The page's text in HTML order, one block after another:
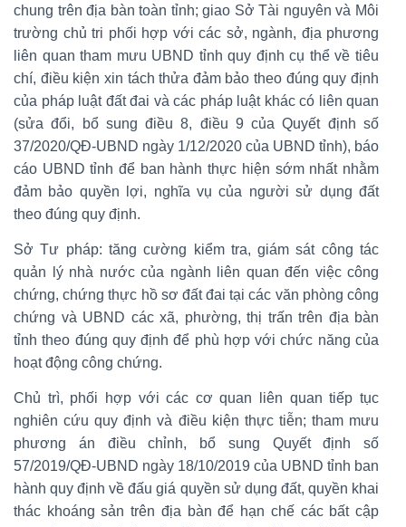
chung trên địa bàn toàn tỉnh; giao Sở Tài nguyên và Môi
trường chủ tri phối hợp với các sở, ngành, địa phương
liên quan tham mưu UBND tỉnh quy định cụ thể về tiêu
chí, điều kiện xin tách thửa đảm bảo theo đúng quy định
của pháp luật đất đai và các pháp luật khác có liên quan
(sửa đổi, bổ sung điều 8, điều 9 của Quyết định số
37/2020/QĐ-UBND ngày 1/12/2020 của UBND tỉnh), báo
cáo UBND tỉnh để ban hành thực hiện sớm nhất nhằm
đảm bảo quyền lợi, nghĩa vụ của người sử dụng đất
theo đúng quy định.
Sở Tư pháp: tăng cường kiểm tra, giám sát công tác
quản lý nhà nước của ngành liên quan đến việc công
chứng, chứng thực hồ sơ đất đai tại các văn phòng công
chứng và UBND các xã, phường, thị trấn trên địa bàn
tỉnh theo đúng quy định để phù hợp với chức năng của
hoạt động công chứng.
Chủ trì, phối hợp với các cơ quan liên quan tiếp tục
nghiên cứu quy định và điều kiện thực tiễn; tham mưu
phương án điều chỉnh, bổ sung Quyết định số
57/2019/QĐ-UBND ngày 18/10/2019 của UBND tỉnh ban
hành quy định về đấu giá quyền sử dụng đất, quyền khai
thác khoáng sản trên địa bàn để hạn chế các bất cập